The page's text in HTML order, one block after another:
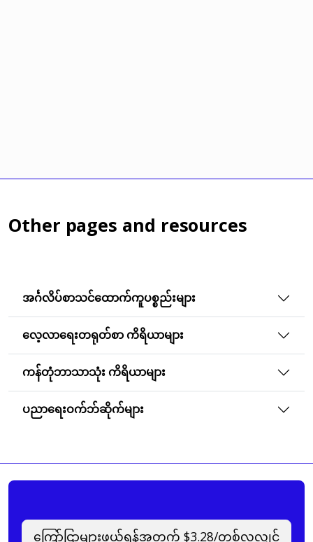
Other pages and resources
အင်္ဂလိပ်စာသင်ထောက်ကူပစ္စည်းများ
လေ့လာရေးတရုတ်စာ ကိရိယာများ
ကန်တုံဘာသာသုံး ကိရိယာများ
ပညာရေးဝက်ဘ်ဆိုက်များ
ကြော်ငြာများဖယ်ရန်အတွက် $3.28/တစ်လလျှင်